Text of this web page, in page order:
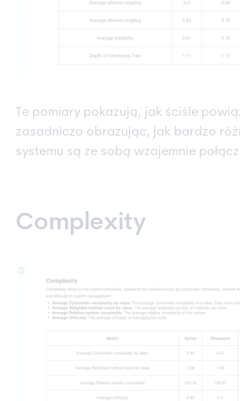
Te pomiary pokazują, jak ściśle
zasadniczo obrazując, jak bardzo
systemu są ze sobą wzajemnie
Complexity